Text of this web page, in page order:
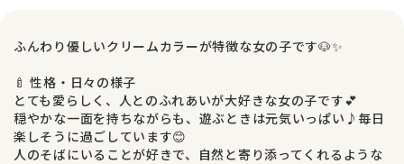
ふんわり優しいクリームカラーが特徴な女の子です🐶✨
🍼 性格・日々の様子
とても愛らしく、人とのふれあいが大好きな女の子です💕
穏やかな一面を持ちながらも、遊ぶときは元気いっぱい♪毎日
楽しそうに過ごしています😊
人のそばにいることが好きで、自然と寄り添ってくれるような